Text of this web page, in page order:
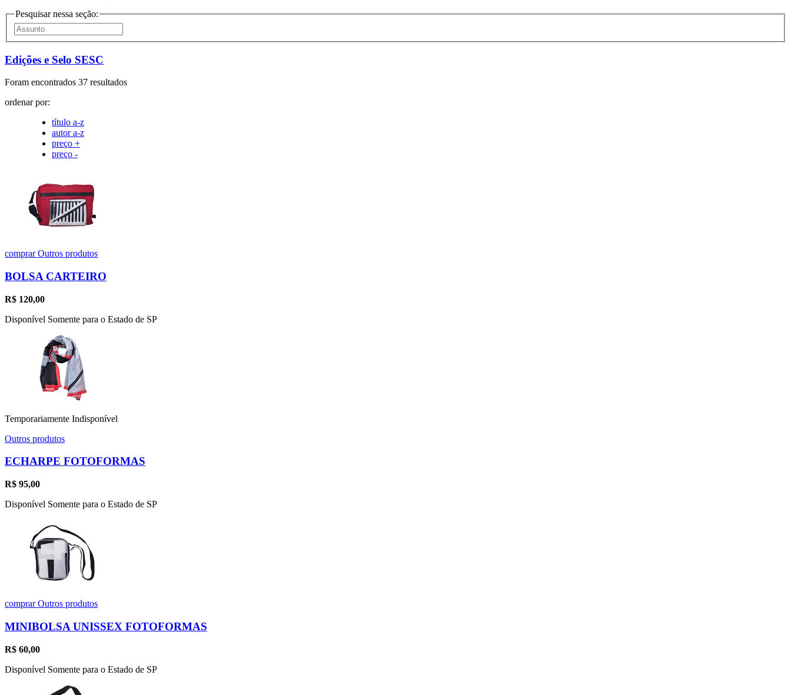
Pesquisar nessa seção:
Edições e Selo SESC
Foram encontrados 37 resultados
ordenar por:
título a-z
autor a-z
preço +
preço -
comprarOutros produtos
BOLSA CARTEIRO
R$ 120,00
Disponível Somente para o Estado de SP
Temporariamente Indisponível
Outros produtos
ECHARPE FOTOFORMAS
R$ 95,00
Disponível Somente para o Estado de SP
comprarOutros produtos
MINIBOLSA UNISSEX FOTOFORMAS
R$ 60,00
Disponível Somente para o Estado de SP